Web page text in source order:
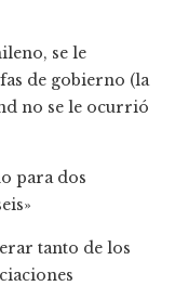
se le
de gobierno (la
no se le ocurrió
para dos
tanto de los